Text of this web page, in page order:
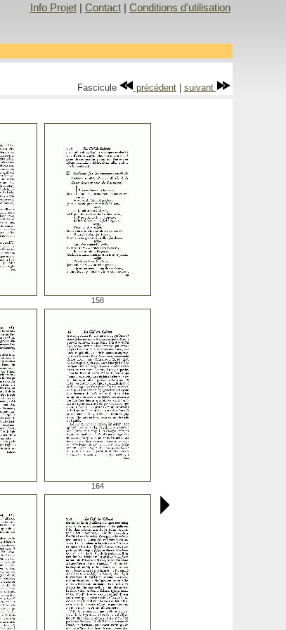
Info Projet| Contact| Conditions d'utilisation
Fascicule précédent| suivant
158
164